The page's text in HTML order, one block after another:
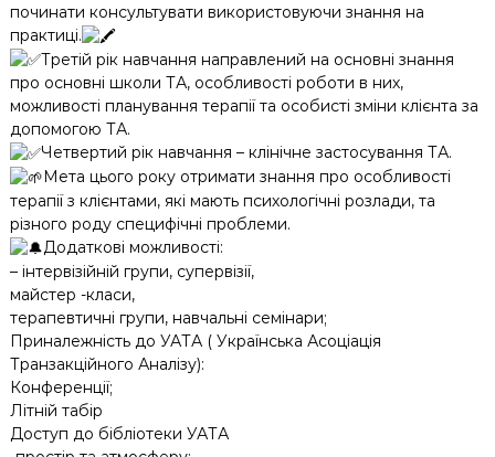
починати консультувати використовуючи знання на
практиці.
Третій рік навчання направлений на основні знання
про основні школи ТА, особливості роботи в них,
можливості планування терапії та особисті зміни клієнта за
допомогою ТА.
Четвертий рік навчання – клінічне застосування ТА.
Мета цього року отримати знання про особливості
терапії з клієнтами, які мають психологічні розлади, та
різного роду специфічні проблеми.
Додаткові можливості:
– інтервізійній групи, супервізії,
майстер -класи,
терапевтичні групи, навчальні семінари;
Приналежність до УАТА ( Українська Асоціація
Транзакційного Аналізу):
Конференції;
Літній табір
Доступ до бібліотеки УАТА